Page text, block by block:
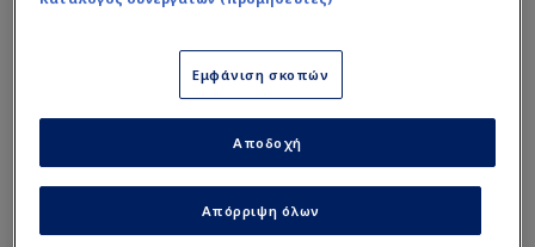
συμβαίνει με ΠΑΟ
Ο Δώνης αποκάλυψε τη
μεγάλη μεταγραφή του
Αλαφούζου - Έλληνας απο
εξωτερικό
Παράλληλα, τόνισε πως ο Παναθηναϊκός θέλει
Εμφάνιση σκοπών
Απόρριψη όλων
Αποδοχή